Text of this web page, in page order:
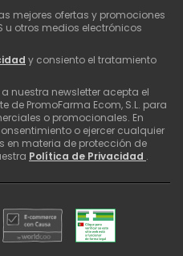
mejores ofertas y promociones
u otros medios electrónicos
y consiento el tratamiento
nuestra newsletter acepta el
PromoFarma Ecom, S.L. para
o promocionales. En
o ejercer cualquier
en materia de protección de
Política de Privacidad .